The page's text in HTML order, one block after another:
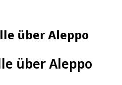
über Aleppo
über Aleppo